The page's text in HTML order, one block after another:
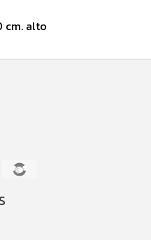
cm. alto